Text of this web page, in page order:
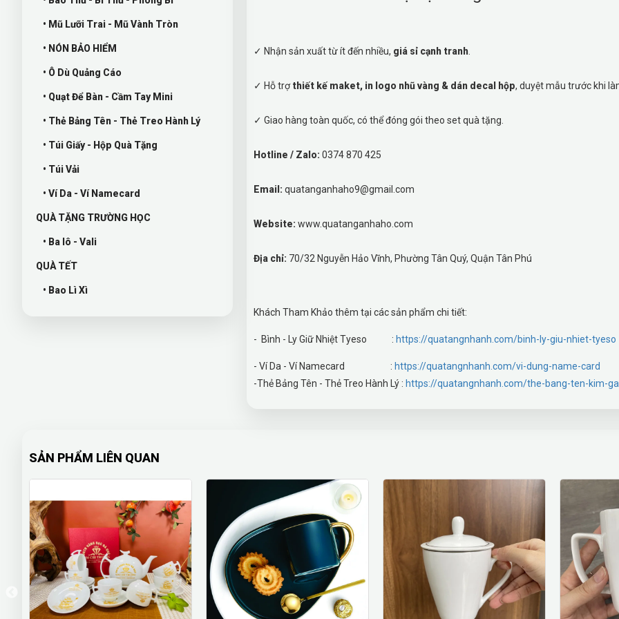
• Mũ Lưỡi Trai - Mũ Vành Tròn
• NÓN BẢO HIỂM
• Ô Dù Quảng Cáo
• Quạt Để Bàn - Cầm Tay Mini
• Thẻ Bảng Tên - Thẻ Treo Hành Lý
• Túi Giấy - Hộp Quà Tặng
• Túi Vải
• Ví Da - Ví Namecard
QUÀ TẶNG TRƯỜNG HỌC
• Ba lô - Vali
QUÀ TẾT
• Bao Lì Xì
✓ Nhận sản xuất từ ít đến nhiều, giá sỉ cạnh tranh
✓ Hỗ trợthiết kế maket, in logo nhũ vàng & dán decal hộp, duyệt mẫu trước khi
✓ Giao hàng toàn quốc, có thể đóng gói theo set quà tặng.
Hotline / Zalo: 0374 870 425
Email: quatanganhaho9@gmail.com
Website: www.quatanganhaho.com
Địa chỉ: 70/32 Nguyễn Hảo Vĩnh, Phường Tân Quý, Quận Tân Phú
Khách Tham Khảo thêm tại các sản phẩm chi tiết:
- Bình - Ly Giữ Nhiệt Tyeso : https://quatangnhanh.com/binh-ly-giu-nhiet-tyeso
- Ví Da - Ví Namecard : https://quatangnhanh.com/vi-dung-name-card
-Thẻ Bảng Tên - Thẻ Treo Hành Lý : https://quatangnhanh.com/the-bang-ten-kim-
SẢN PHẨM LIÊN QUAN